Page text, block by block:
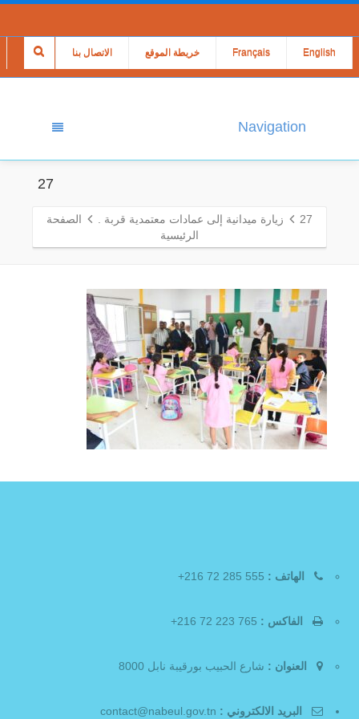
الاتصال بنا خريطة الموقع Français English
Navigation
27
27 زيارة ميدانية إلى عمادات معتمدية قربة .
الصفحة
الرئيسية
الهاتف :
الفاكس :
العنوان : شارع الحبيب بورقيبة نابل 8000
البريد الالكتروني :